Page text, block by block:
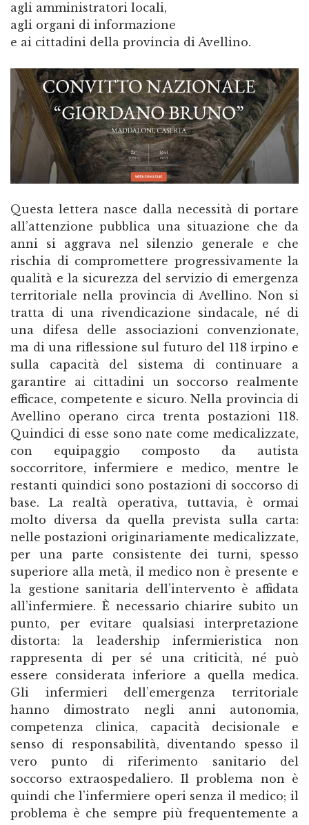
agli amministratori locali,
agli organi di informazione
e ai cittadini della provincia di Avellino.
Questa lettera nasce dalla necessità di portare all’attenzione pubblica una situazione che da anni si aggrava nel silenzio generale e che rischia di compromettere progressivamente la qualità e la sicurezza del servizio di emergenza territoriale nella provincia di Avellino. Non si tratta di una rivendicazione sindacale, né di una difesa delle associazioni convenzionate, ma di una riflessione sul futuro del 118 irpino e sulla capacità del sistema di continuare a garantire ai cittadini un soccorso realmente efficace, competente e sicuro. Nella provincia di Avellino operano circa trenta postazioni 118. Quindici di esse sono nate come medicalizzate, con equipaggio composto da autista soccorritore, infermiere e medico, mentre le restanti quindici sono postazioni di soccorso di base. La realtà operativa, tuttavia, è ormai molto diversa da quella prevista sulla carta: nelle postazioni originariamente medicalizzate, per una parte consistente dei turni, spesso superiore alla metà, il medico non è presente e la gestione sanitaria dell’intervento è affidata all’infermiere. È necessario chiarire subito un punto, per evitare qualsiasi interpretazione distorta: la leadership infermieristica non rappresenta di per sé una criticità, né può essere considerata inferiore a quella medica. Gli infermieri dell’emergenza territoriale hanno dimostrato negli anni autonomia, competenza clinica, capacità decisionale e senso di responsabilità, diventando spesso il vero punto di riferimento sanitario del soccorso extraospedaliero. Il problema non è quindi che l’infermiere operi senza il medico; il problema è che sempre più frequentemente a ricoprire questo ruolo siano professionisti con pochissima esperienza lavorativa, inseriti in un contesto ad altissima complessità senza che il sistema riesca più a garantire un adeguato trasferimento di competenze da parte di personale esperto e stabile. Le associazioni convenzionate sono costrette a reperire continuamente nuovi infermieri, spesso neolaureati, da inserire in lunghi percorsi di affiancamento. Sempre più spesso, però, questi professionisti vengono formati da colleghi che sono a loro volta entrati nel servizio da poco tempo. Si sta così creando una catena nella quale l’esperienza complessiva si riduce progressivamente, mentre aumentano le responsabilità operative. Un infermiere appena formato può trovarsi in breve tempo a rappresentare l’unica figura sanitaria a bordo di un’ambulanza, chiamato a valutare pazienti critici, applicare protocolli, assumere decisioni tempestive e operare in contesti difficili, lontani dagli ospedali e senza il supporto diretto di un medico. L’emergenza territoriale non può essere appresa soltanto attraverso la laurea, i corsi obbligatori o poche settimane di affiancamento. Richiede esperienza sul campo, capacità di leggere rapidamente situazioni complesse, conoscenza del territorio, padronanza degli strumenti, lucidità decisionale e consapevolezza dei propri margini di autonomia e responsabilità. Sono competenze che si costruiscono nel tempo e che dovrebbero essere conservate all’interno del servizio. Oggi, invece, il sistema sembra funzionare secondo un continuo ricambio: si reclutano nuovi infermieri, li si affianca, li si forma e, quando iniziano ad acquisire esperienza, questi lasciano il servizio per opportunità lavorative più stabili, più tutelate e spesso meglio retribuite. Il ciclo ricomincia così senza interruzione, dodici mesi l’anno. Le associazioni sono costrette a cercare continuamente nuovo personale da affiancare, mentre diventa sempre più difficile costruire equipaggi stabili, consolidare le competenze e creare una vera cultura professionale dell’emergenza territoriale. Formalmente le ambulanze continuano ad uscire e nessuna postazione resta scoperta di infermiere, ma ciò avviene soltanto grazie al ricorso massiccio ai libero-professionisti e agli straordinari dei dipendenti. Il servizio viene quindi mantenuto in equilibrio attraverso soluzioni emergenziali e disponibilità individuali, non attraverso una programmazione strutturale del personale. Se il sistema dovesse basarsi esclusivamente su infermieri dipendenti, senza il contributo di chi opera in regime di libera professione, che garantisce un numero di ore superiore a quello del personale assunto, emergerebbe con chiarezza una carenza stimabile in almeno due infermieri per ciascuna postazione. Non si tratta pertanto di una difficoltà occasionale, ma di una fragilità strutturale che viene quotidianamente nascosta dal sacrificio dei professionisti. E la situazione è destinata solo a peggiorare. Le cause di questa situazione sono note. Le associazioni convenzionate non sono in grado di competere con le aziende sanitarie pubbliche né sul piano economico, né su quello della stabilità contrattuale, né su quello delle prospettive professionali. Un contratto legato a una convenzione quinquennale non può offrire le stesse garanzie di un’assunzione pubblica. Allo stesso modo, il livello retributivo, le tutele, i percorsi di carriera e la percezione di sicurezza lavorativa risultano inevitabilmente meno attrattivi rispetto a quelli garantiti dalle aziende sanitarie. Negli ultimi anni, ma in modo particolare nelle ultime settimane, inoltre, le numerose assunzioni effettuate negli ospedali, nelle case e ospedali di comunità e negli altri servizi territoriali hanno progressivamente prosciugato il bacino di infermieri disponibili. È certamente comprensibile che le aziende pubbliche assumano personale per rafforzare i propri servizi, ma non si può ignorare la contraddizione di fondo: la stessa ASL che è titolare del servizio 118 affida la gestione delle postazioni alle associazioni convenzionate e, nello stesso tempo, assume gli infermieri che quelle associazioni hanno formato e sui quali avevano costruito la continuità del servizio. In questo modo, la responsabilità di mantenere l’infermiere a bordo dell’ambulanza resta formalmente a carico dell’associazione, mentre l’azienda pubblica continua ad attingere al medesimo bacino professionale senza farsi realmente carico delle conseguenze sul sistema di emergenza territoriale. Il problema viene quindi trasferito, non risolto. Si riempiono altri servizi, ma si svuota il 118, lasciando che siano le associazioni a fronteggiare da sole una carenza che, in realtà, è prodotta anche dalle politiche di reclutamento della stessa sanità pubblica. Neppure le associazioni possono però limitarsi a lamentare la mancanza di infermieri. Da anni conoscono le criticità del sistema, almeno dal periodo del Covid-19, ma raramente hanno assunto una posizione pubblica chiara e condivisa. Hanno continuato a garantire i turni attraverso straordinari, collaborazioni libero professionali e continui nuovi inserimenti, senza mettere realmente in discussione un modello che mostra ormai tutti i suoi limiti. È legittimo chiedersi se questo silenzio dipenda soltanto dalla volontà di garantire il servizio o se, in alcuni casi, siano entrati in gioco anche interessi organizzativi ed economici. Il ruolo delle associazioni di volontariato nel sistema 118 merita rispetto, ma non può diventare un alibi per rinunciare a una governance sanitaria pubblica. Non è accettabile che la selezione, la gestione e la permanenza dell’ultima figura sanitaria stabilmente presente sulle ambulanze siano affidate a organizzazioni che, soprattutto nei piccoli centri, possono essere guidate da persone prive di qualsiasi competenza sanitaria, gestionale o conoscenza dell’emergenza territoriale. La buona volontà, il radicamento nel territorio e l’impegno volontaristico non possono sostituire la responsabilità istituzionale, la programmazione professionale e la competenza tecnica. Se l’infermiere è ormai, nella maggior parte dei turni, l’unico professionista sanitario presente sui mezzi di soccorso avanzato, deve essere direttamente inserito nell’organizzazione pubblica titolare del servizio. Deve essere dipendente dell’ASL, selezionato secondo criteri uniformi, formato attraverso percorsi strutturati, aggiornato costantemente e valorizzato per le competenze e le responsabilità esercitate. Non è più sostenibile che una funzione così essenziale venga affidata a rapporti di lavoro frammentati, a convenzioni temporanee o a organizzazioni esterne che non possono garantire la stessa stabilità, uniformità e continuità professionale. Il punto non è sottrarre valore alla leadership infermieristica, ma proteggerla. Un infermiere esperto, formato e stabilmente inserito nel sistema rappresenta una risorsa straordinaria per l’emergenza territoriale. Un sistema che, invece, costringe continuamente professionisti inesperti a entrare, formarsi rapidamente e assumersi responsabilità crescenti, per poi perderli poco dopo, sta progressivamente abbassando la qualità complessiva del servizio. Quando un’organizzazione perde i professionisti più esperti e li sostituisce continuamente con personale da formare, non sta affrontando soltanto una carenza numerica. Sta perdendo memoria professionale, competenze consolidate, capacità di gestire l’imprevisto e possibilità di trasmettere esperienza alle nuove generazioni. In emergenza-urgenza, tutto questo non rappresenta un semplice problema organizzativo: è un problema di sicurezza per il cittadino e per gli stessi operatori. Per queste ragioni è necessario aprire un confronto serio e pubblico sul futuro del 118 irpino. L’ASL di Avellino e la Regione Campania devono assumersi la responsabilità di ripensare l’attuale modello, partendo dall’internalizzazione del personale infermieristico, dalla definizione di organici adeguati, dalla stabilizzazione dei professionisti già esperti e dalla costruzione di percorsi formativi realmente strutturati. Le associazioni convenzionate, dal canto loro, devono smettere di limitarsi a tamponare le difficoltà e avere il coraggio di denunciare con chiarezza ciò che non è più sostenibile. Continuare a mantenere formalmente operative le postazioni non significa garant